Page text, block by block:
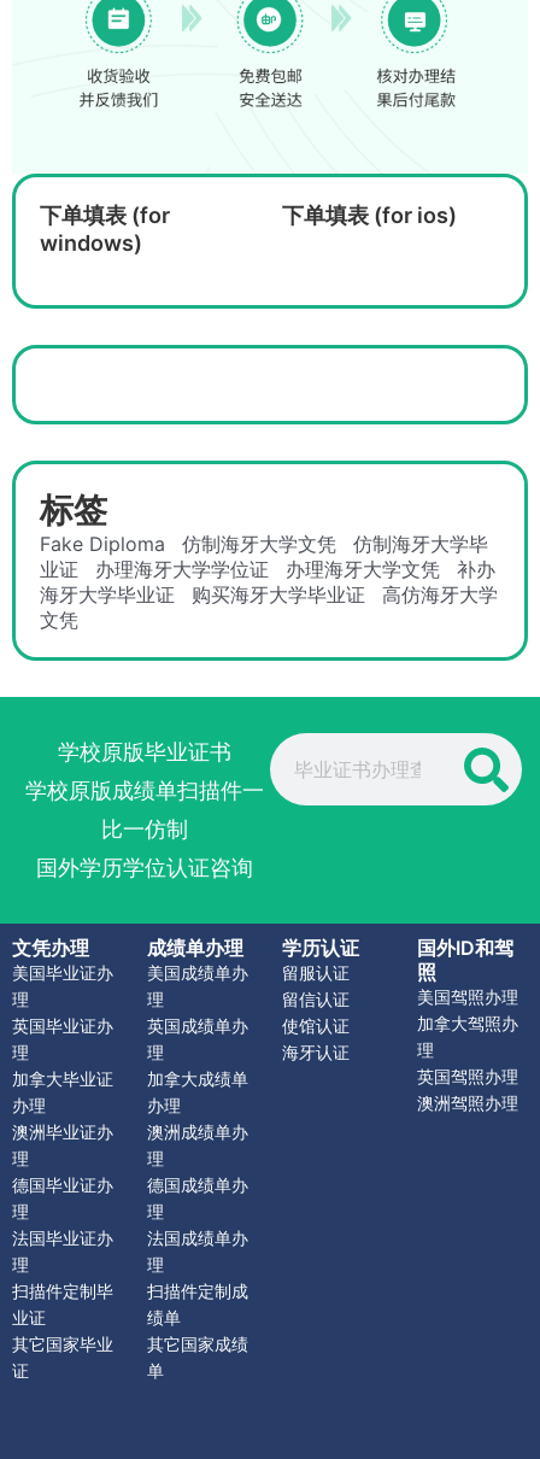
下单填表 (for
windows)
下单填表 (for ios)
标签
Fake Diploma 仿制海牙大学文凭
仿制海牙大学毕
业证
办理海牙大学学位证 办理海牙大学文凭
补办
海牙大学毕业证
购买海牙大学毕业证
高仿海牙大学
文凭
学校原版毕业证书
学校原版成绩单扫描件一
比一仿制
国外学历学位认证咨询
Search
文凭办理
美国毕业证办
理
英国毕业证办
理
加拿大毕业证
办理
澳洲毕业证办
理
德国毕业证办
理
法国毕业证办
理
扫描件定制毕
业证
其它国家毕业
证
成绩单办理
美国成绩单办
理
英国成绩单办
理
加拿大成绩单
办理
澳洲成绩单办
理
德国成绩单办
理
法国成绩单办
理
扫描件定制成
绩单
其它国家成绩
单
学历认证
留服认证
留信认证
使馆认证
海牙认证
国外ID和驾
照
美国驾照办理
加拿大驾照办
理
英国驾照办理
澳洲驾照办理